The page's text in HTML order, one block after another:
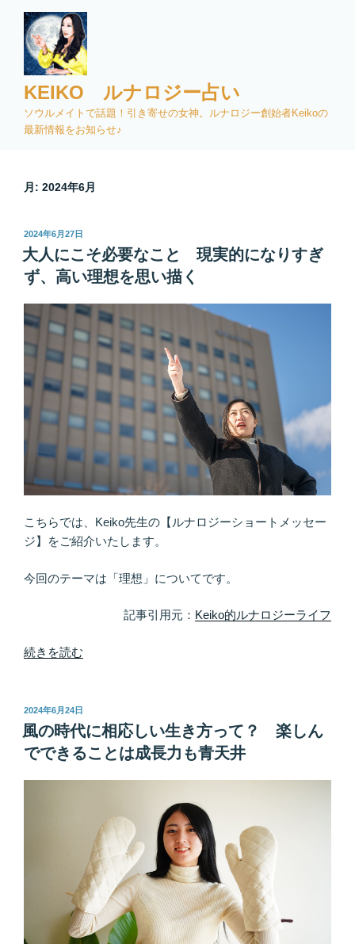
KEIKO ルナロジー占い
ソウルメイトで話題！引き寄せの女神。ルナロジー創始者Keikoの
最新情報をお知らせ♪
月: 2024年6月
投
稿
日:
2024年6月27日
大人にこそ必要なこと 現実的になりすぎ
ず、高い理想を思い描く
こちらでは、Keiko先生の【ルナロジーショートメッセー
ジ】をご紹介いたします。
今回のテーマは「理想」についてです。
記事引用元： Keiko的ルナロジーライフ
“大
こ
そ
必
な
り
続きを読む
投
稿
日:
2024年6月24日
風の時代に相応しい生き方って？ 楽しん
でできることは成長力も青天井